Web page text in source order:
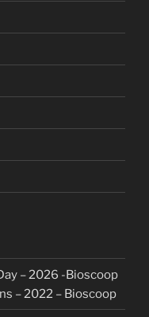
– 2026 -Bioscoop
– 2022 – Bioscoop